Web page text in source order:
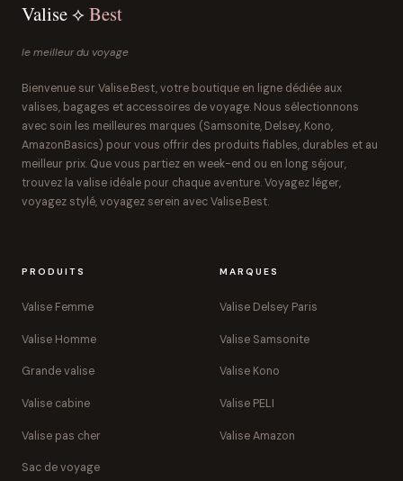
Valise ⟡ Best
le meilleur du voyage
Bienvenue sur Valise.Best, votre boutique en ligne dédiée aux
valises, bagages et accessoires de voyage. Nous sélectionnons
avec soin les meilleures marques (Samsonite, Delsey, Kono,
AmazonBasics) pour vous offrir des produits fiables, durables et au
meilleur prix. Que vous partiez en week-end ou en long séjour,
trouvez la valise idéale pour chaque aventure. Voyagez léger,
voyagez stylé, voyagez serein avec Valise.Best.
PRODUITS
Valise Femme
Valise Homme
Grande valise
Valise cabine
Valise pas cher
Sac de voyage
MARQUES
Valise Delsey Paris
Valise Samsonite
Valise Kono
Valise PELI
Valise Amazon